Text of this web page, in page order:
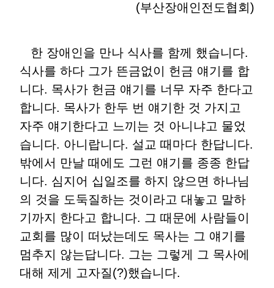
(부산장애인전도협회)
한 장애인을 만나 식사를 함께 했습니다.
식사를 하다 그가 뜬금없이 헌금 얘기를 합
니다. 목사가 헌금 얘기를 너무 자주 한다고
합니다. 목사가 한두 번 얘기한 것 가지고
자주 얘기한다고 느끼는 것 아니냐고 물었
습니다. 아니랍니다. 설교 때마다 한답니다.
밖에서 만날 때에도 그런 얘기를 종종 한답
니다. 심지어 십일조를 하지 않으면 하나님
의 것을 도둑질하는 것이라고 대놓고 말하
기까지 한다고 합니다. 그 때문에 사람들이
교회를 많이 떠났는데도 목사는 그 얘기를
멈추지 않는답니다. 그는 그렇게 그 목사에
대해 제게 고자질(?)했습니다.